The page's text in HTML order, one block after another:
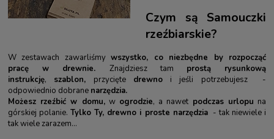
Czym są Samouczki
rzeźbiarskie?
W zestawach zawarliśmywszystko, co niezbędne by rozpocząć
pracę w drewnie. Znajdziesz tam prostą rysunkową
instrukcję, szablon, przycięte drewnoi jeśli potrzebujesz -
odpowiednio dobrane narzędzia.
Możesz rzeźbić w domu,w ogrodzie, a nawet podczas urlopu na
górskiej polanie.Tylko Ty, drewno i proste narzędzia- tak niewiele i
tak wiele zarazem...